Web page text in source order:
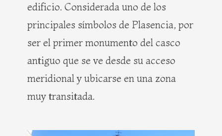
edificio. Considerada uno de los
principales símbolos de Plasencia, por
ser el primer monumento del casco
antiguo que se ve desde su acceso
meridional y ubicarse en una zona
muy transitada.